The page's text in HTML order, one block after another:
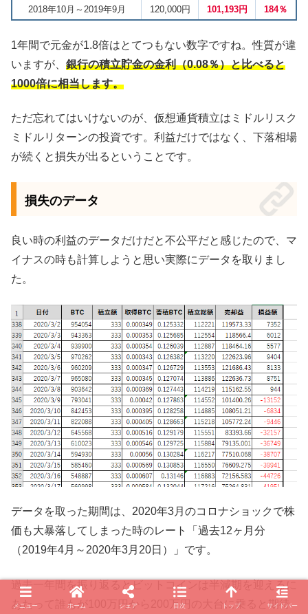
2018年10月～2019年9月
120,000円 101,193円 184％
1年間で元金が1.8倍はとてつもない数字ですね。性質が違
いますが、 銀行の積立貯金の金利（0.08％）と比べると
1000倍に相当します。
ただ忘れてはいけないのが、仮想通貨積立はミドルリスク
ミドルリターンの投資です。利益だけではなく、下落相場
が続くと損失が出るということです。
損失のデータ
良い時の利益のデータだけだと不公平だと感じたので、マ
イナスの時も計算しようと思い実際にデータを取りまし
た。
データを取った期間は、2020年3月のコロナショックで株
価も大暴落してしまった時のレート「過去12ヶ月分
（2019年4月～2020年3月20日）」です。
過去一年間を振り返るとビットコインは半減期を迎えるに
あたって誰もが100万円から200万円の大台に乗ると期待
メニュー ホーム シェア 目次 トップ サイドバー